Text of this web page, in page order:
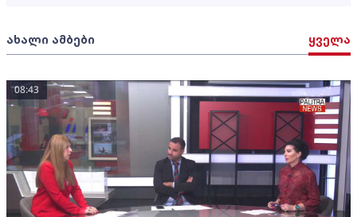
ახალი ამბები ყველა
08:43